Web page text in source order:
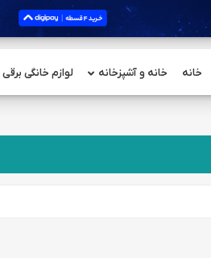
خانه خانه و آشپزخانه لوازم خانگی برقی